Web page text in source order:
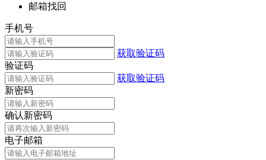
邮箱找回
手机号
获取验证码
验证码
获取验证码
新密码
确认新密码
电子邮箱